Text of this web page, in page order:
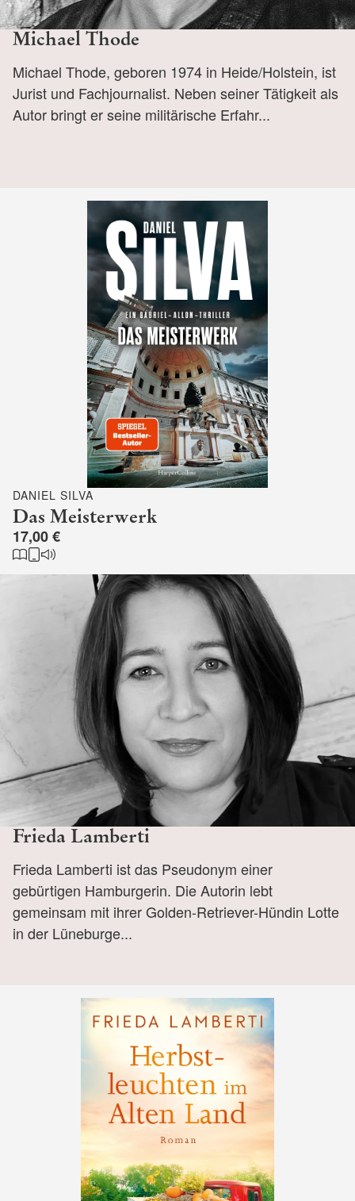
Michael Thode
Michael Thode, geboren 1974 in Heide/Holstein, ist
Jurist und Fachjournalist. Neben seiner Tätigkeit als
Autor bringt er seine militärische Erfahr...
DANIEL SILVA
Das Meisterwerk
17,00 €
Frieda Lamberti
Frieda Lamberti ist das Pseudonym einer
gebürtigen Hamburgerin. Die Autorin lebt
gemeinsam mit ihrer Golden-Retriever-Hündin Lotte
in der Lüneburge...